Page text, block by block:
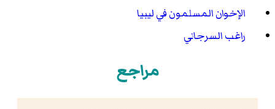
الإخوان المسلمون في ليبيا
راغب السرجاني
مراجع